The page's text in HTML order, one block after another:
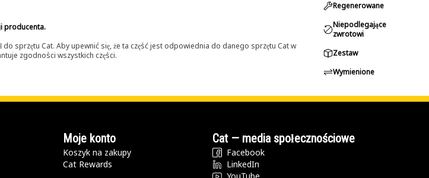
producenta.
sprzętu Cat. Aby upewnić się, że ta część jest odpowiednia do danego sprzętu Cat w
zgodności wszystkich części.
Regenerowane
Niepodlegające
zwrotowi
Zestaw
Wymienione
Moje konto
Koszyk na zakupy
Cat Rewards
Cat — media społecznościowe
Facebook
LinkedIn